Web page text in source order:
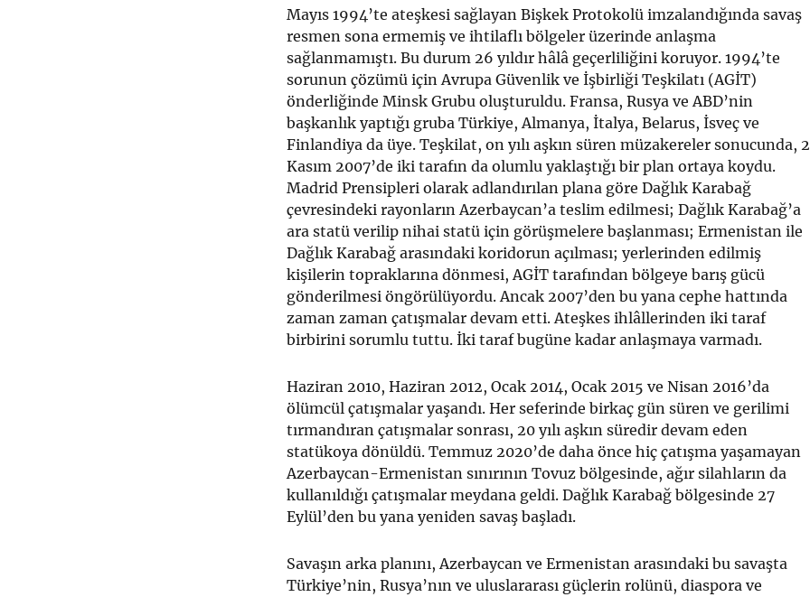
Mayıs 1994’te ateşkesi sağlayan Bişkek Protokolü imzalandığında savaş
resmen sona ermemiş ve ihtilaflı bölgeler üzerinde anlaşma
sağlanmamıştı. Bu durum 26 yıldır hâlâ geçerliliğini koruyor. 1994’te
sorunun çözümü için Avrupa Güvenlik ve İşbirliği Teşkilatı (AGİT)
önderliğinde Minsk Grubu oluşturuldu. Fransa, Rusya ve ABD’nin
başkanlık yaptığı gruba Türkiye, Almanya, İtalya, Belarus, İsveç ve
Finlandiya da üye. Teşkilat, on yılı aşkın süren müzakereler sonucunda,
Kasım 2007’de iki tarafın da olumlu yaklaştığı bir plan ortaya koydu.
Madrid Prensipleri olarak adlandırılan plana göre Dağlık Karabağ
çevresindeki rayonların Azerbaycan’a teslim edilmesi; Dağlık Karabağ’a
ara statü verilip nihai statü için görüşmelere başlanması; Ermenistan ile
Dağlık Karabağ arasındaki koridorun açılması; yerlerinden edilmiş
kişilerin topraklarına dönmesi, AGİT tarafından bölgeye barış gücü
gönderilmesi öngörülüyordu. Ancak 2007’den bu yana cephe hattında
zaman zaman çatışmalar devam etti. Ateşkes ihlâllerinden iki taraf
birbirini sorumlu tuttu. İki taraf bugüne kadar anlaşmaya varmadı.
Haziran 2010, Haziran 2012, Ocak 2014, Ocak 2015 ve Nisan 2016’da
ölümcül çatışmalar yaşandı. Her seferinde birkaç gün süren ve gerilimi
tırmandıran çatışmalar sonrası, 20 yılı aşkın süredir devam eden
statükoya dönüldü. Temmuz 2020’de daha önce hiç çatışma yaşamayan
Azerbaycan-Ermenistan sınırının Tovuz bölgesinde, ağır silahların da
kullanıldığı çatışmalar meydana geldi. Dağlık Karabağ bölgesinde 27
Eylül’den bu yana yeniden savaş başladı.
Savaşın arka planını, Azerbaycan ve Ermenistan arasındaki bu savaşta
Türkiye’nin, Rusya’nın ve uluslararası güçlerin rolünü, diaspora ve